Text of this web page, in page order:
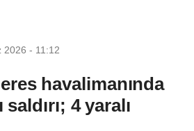
2026 - 11:12
havalimanında
4 yaralı